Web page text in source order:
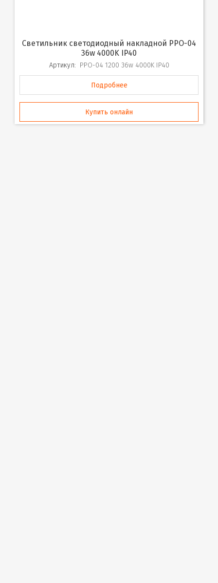
Светильник светодиодный накладной PPO-04
36w 4000K IP40
Артикул: PPO-04 1200 36w 4000K IP40
Подробнее
Купить онлайн